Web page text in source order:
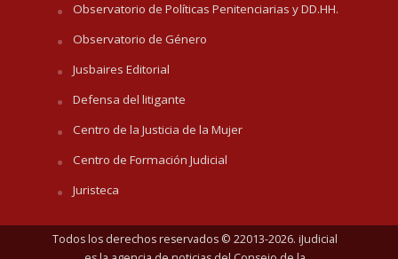
Observatorio de Políticas Penitenciarias y DD.HH.
Observatorio de Género
Jusbaires Editorial
Defensa del litigante
Centro de la Justicia de la Mujer
Centro de Formación Judicial
Juristeca
Todos los derechos reservados © 22013-2026. iJudicial